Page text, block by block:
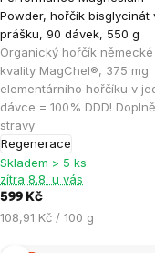
Powder, hořčík bisglycinát
prášku, 90 dávek, 550 g
Organický hořčík německé
kvality MagChel®, 375 mg
elementárního hořčíku v
dávce = 100% DDD!
stravy
Regenerace
hodnocení
produktu
je
4,6
z
5
hvězdiček.
Skladem > 5 ks
zítra 8.8. u vás
599 Kč
Měrná
108,91 Kč / 100 g